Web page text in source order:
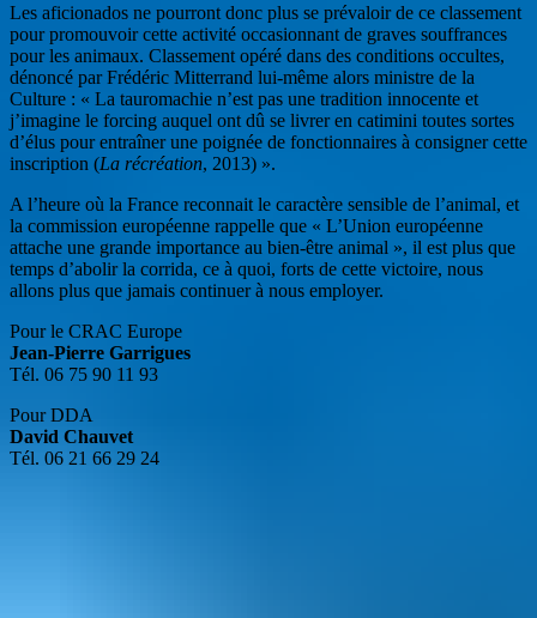
Les aficionados ne pourront donc plus se prévaloir de ce classement
pour promouvoir cette activité occasionnant de graves souffrances
pour les animaux. Classement opéré dans des conditions occultes,
dénoncé par Frédéric Mitterrand lui-même alors ministre de la
Culture : « La tauromachie n’est pas une tradition innocente et
j’imagine le forcing auquel ont dû se livrer en catimini toutes sortes
d’élus pour entraîner une poignée de fonctionnaires à consigner cette
inscription (La récréation, 2013) ».
A l’heure où la France reconnait le caractère sensible de l’animal, et
la commission européenne rappelle que « L’Union européenne
attache une grande importance au bien-être animal », il est plus que
temps d’abolir la corrida, ce à quoi, forts de cette victoire, nous
allons plus que jamais continuer à nous employer.
Pour le CRAC Europe
Jean-Pierre Garrigues
Tél. 06 75 90 11 93
Pour DDA
David Chauvet
Tél. 06 21 66 29 24